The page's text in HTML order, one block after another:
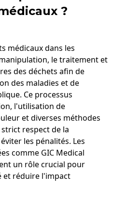
?
médicaux dans les
le traitement et
des déchets afin de
des maladies et de
Ce processus
l'utilisation de
et diverses méthodes
respect de la
les pénalités. Les
comme GIC Medical
un rôle crucial pour
et réduire l'impact